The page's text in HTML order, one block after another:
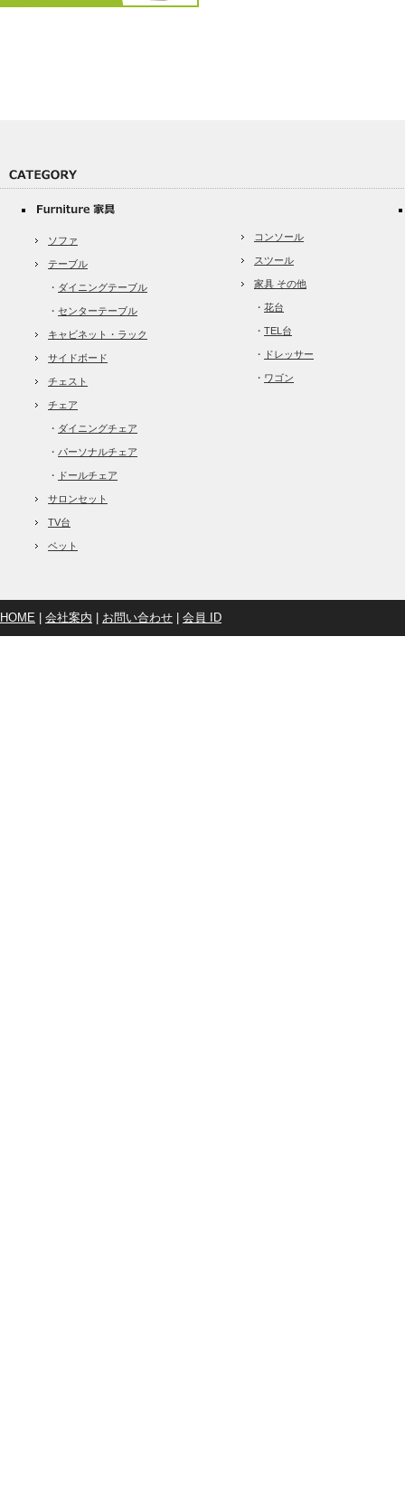
ソファ
テーブル
・ ダイニングテーブル
・ センターテーブル
キャビネット・ラック
サイドボード
チェスト
チェア
・ ダイニングチェア
・ パーソナルチェア
・ ドールチェア
サロンセット
TV台
ベット
コンソール
スツール
家具 その他
・ 花台
・ TEL台
・ ドレッサー
・ ワゴン
HOME 会社案内 お問い合わせ 会員 ID